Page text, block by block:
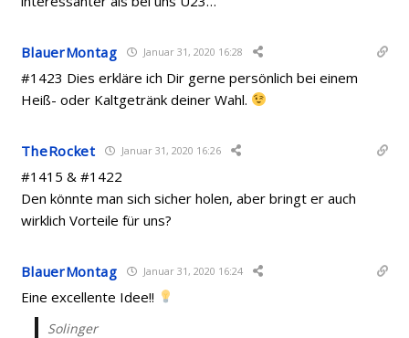
BlauerMontag Januar 31, 2020 16:28
#1423 Dies erkläre ich Dir gerne persönlich bei einem
Heiß- oder Kaltgetränk deiner Wahl.
TheRocket Januar 31, 2020 16:26
#1415 & #1422
Den könnte man sich sicher holen, aber bringt er auch
wirklich Vorteile für uns?
BlauerMontag Januar 31, 2020 16:24
Eine excellente Idee!!
Solinger